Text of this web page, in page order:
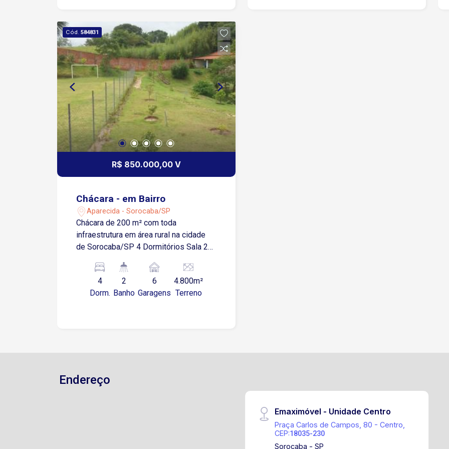
Cód. 584831
R$ 850.000,00 V
Chácara - em Bairro
Aparecida - Sorocaba/SP
Chácara de 200 m² com toda
infraestrutura em área rural na cidade
de Sorocaba/SP 4 Dormitórios Sala 2
Área de serviço 6 Vagas de garagem
descobertas
4
Dorm.
2
Banho
6
Garagens
4.800m²
Terreno
Endereço
Emaximóvel - Unidade Centro
Praça Carlos de Campos, 80 - Centro,
CEP:18035-230
Sorocaba - SP